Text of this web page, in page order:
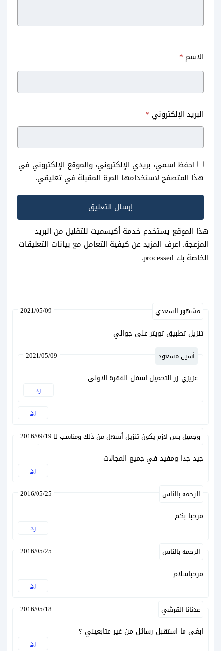
اصدار للاندرويد Twitter update
apk
الاسم *
البريد الإلكتروني *
احفظ اسمي، بريدي الإلكتروني، والموقع الإلكتروني في
هذا المتصفح لاستخدامها المرة المقبلة في تعليقي.
هذا الموقع يستخدم خدمة أكيسميت للتقليل من البريد
المزعجة. اعرف المزيد عن كيفية التعامل مع بيانات التعليقات
الخاصة بك processed
.
مشهور السعدي 2021/05/09
تنزيل تطبيق تويتر على جوالي
رد
أسيل مسعود 2021/05/09
عزيزي زر التحميل اسفل الفقرة الاولى
رد
وجميل بس لازم يكون تنزيل أسهل من ذلك ومناسب للجوال2016/09/19
جيد جدا ومفيد في جميع المجالات
رد
الرحمه بالناس 2016/05/25
مرحبا بكم
رد
الرحمه بالناس 2016/05/25
مرحباسلام
رد
عدنانا القرشي 2016/05/18
ابغى ما استقبل رسائل من غير متابعيني ؟
رد